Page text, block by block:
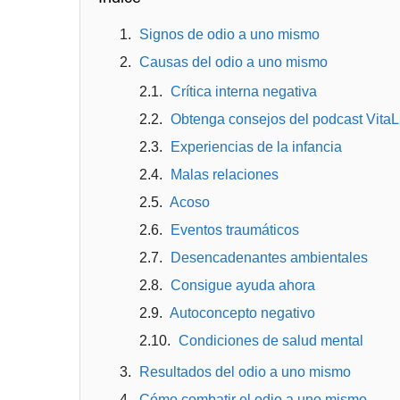
Signos de odio a uno mismo
Causas del odio a uno mismo
Crítica interna negativa
Obtenga consejos del podcast
Experiencias de la infancia
Malas relaciones
Acoso
Eventos traumáticos
Desencadenantes ambientales
Consigue ayuda ahora
Autoconcepto negativo
Condiciones de salud mental
Resultados del odio a uno mismo